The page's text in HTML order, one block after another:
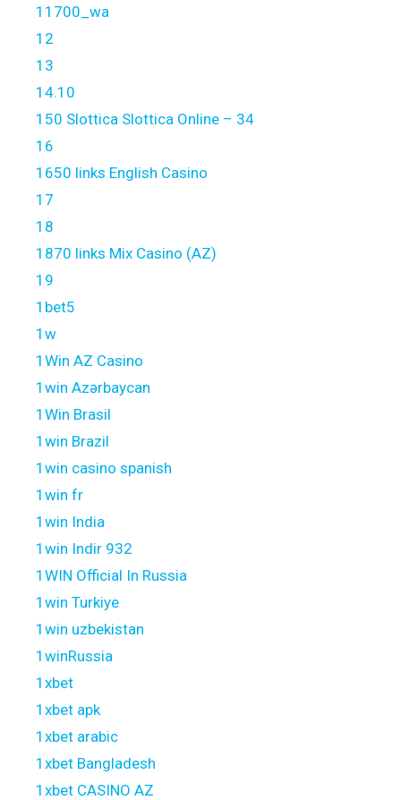
11700_wa
12
13
14.10
150 Slottica Slottica Online – 34
16
1650 links English Casino
17
18
1870 links Mix Casino (AZ)
19
1bet5
1w
1Win AZ Casino
1win Azərbaycan
1Win Brasil
1win Brazil
1win casino spanish
1win fr
1win India
1win Indir 932
1WIN Official In Russia
1win Turkiye
1win uzbekistan
1winRussia
1xbet
1xbet apk
1xbet arabic
1xbet Bangladesh
1xbet CASINO AZ